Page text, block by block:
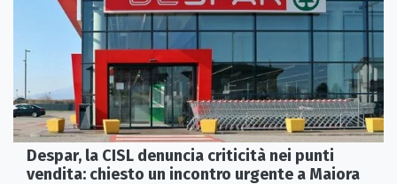
Despar, la CISL denuncia criticità nei punti
vendita: chiesto un incontro urgente a Maiora